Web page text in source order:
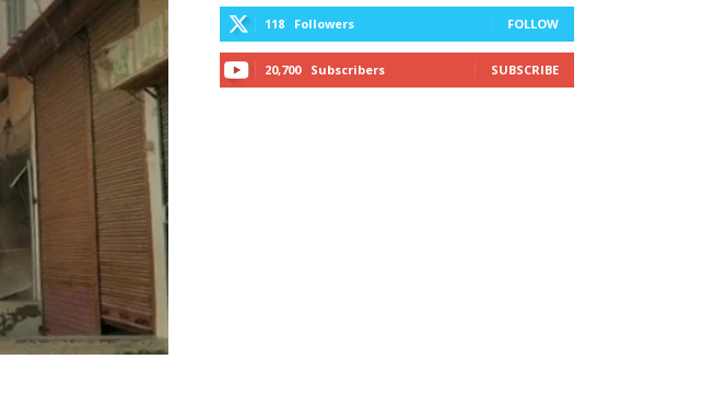
118 Followers FOLLOW
20,700 Subscribers SUBSCRIBE